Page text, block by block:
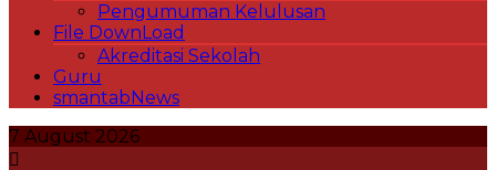
Pengumuman Kelulusan
File DownLoad
Akreditasi Sekolah
Guru
smantabNews
7 August 2026